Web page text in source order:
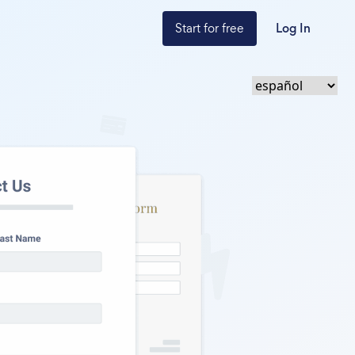
Start for free Log In